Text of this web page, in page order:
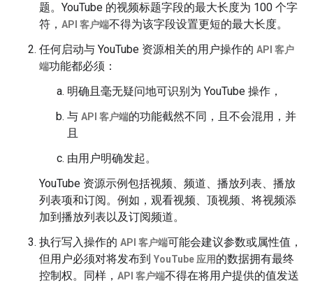
题。YouTube 的视频标题字段的最大长度为 100 个字
符， API 客户端不得为该字段设置更短的最大长度。
任何启动与 YouTube 资源相关的用户操作的 API 客户
端功能都必须：
明确且毫无疑问地可识别为 YouTube 操作，
与 API 客户端的功能截然不同，且不会混用，并
且
由用户明确发起。
YouTube 资源示例包括视频、频道、播放列表、播放
列表项和订阅。例如，观看视频、顶视频、将视频添
加到播放列表以及订阅频道。
执行写入操作的 API 客户端可能会建议参数或属性值，
但用户必须对将发布到 YouTube 应用的数据拥有最终
控制权。同样， API 客户端不得在将用户提供的值发送